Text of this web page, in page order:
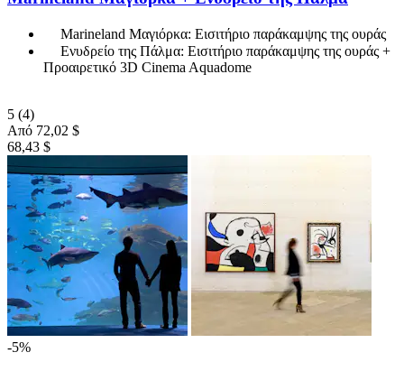
Marineland Μαγιόρκα: Εισιτήριο παράκαμψης της ουράς
Ενυδρείο της Πάλμα: Εισιτήριο παράκαμψης της ουράς +
Προαιρετικό 3D Cinema Aquadome
5 (4)
Από 72,02 $
68,43 $
-5%